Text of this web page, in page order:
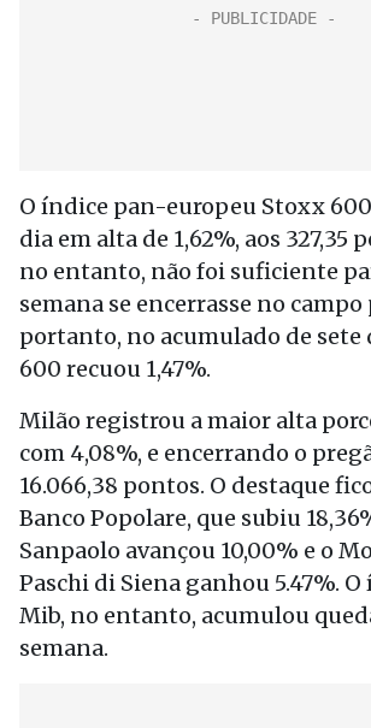
O índice pan-europeu Stoxx
dia em alta de 1,62%, aos 327,35
no entanto, não foi suficiente
semana se encerrasse no
portanto, no acumulado de sete
600 recuou 1,47%.
Milão registrou a maior alta
com 4,08%, e encerrando o
16.066,38 pontos. O destaque
Banco Popolare, que subiu
Sanpaolo avançou 10,00% e o
Paschi di Siena ganhou 5.47%. O
Mib, no entanto, acumulou
semana.